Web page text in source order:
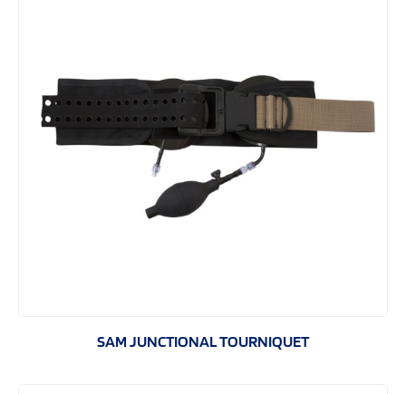
SAM JUNCTIONAL TOURNIQUET